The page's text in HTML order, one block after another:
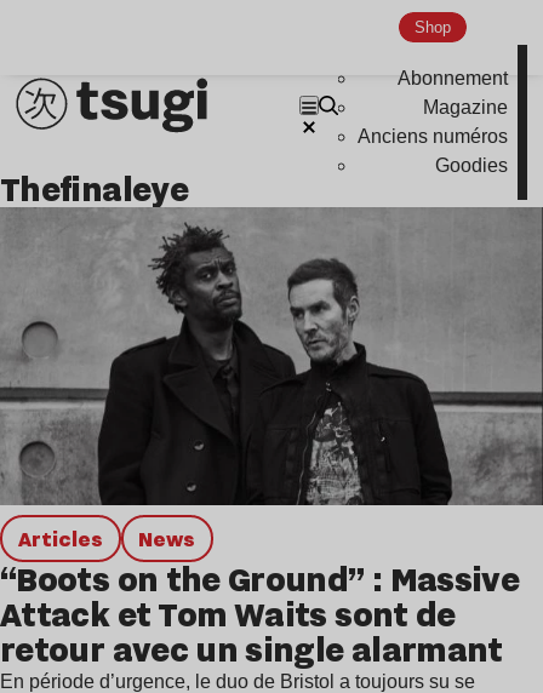
Shop
Abonnement
Magazine
Anciens numéros
Goodies
Indie
thefinaleye
Articles news
“Boots on the Ground” : Massive
Attack et Tom Waits sont de
retour avec un single alarmant
En période d’urgence, le duo de Bristol a toujours su se